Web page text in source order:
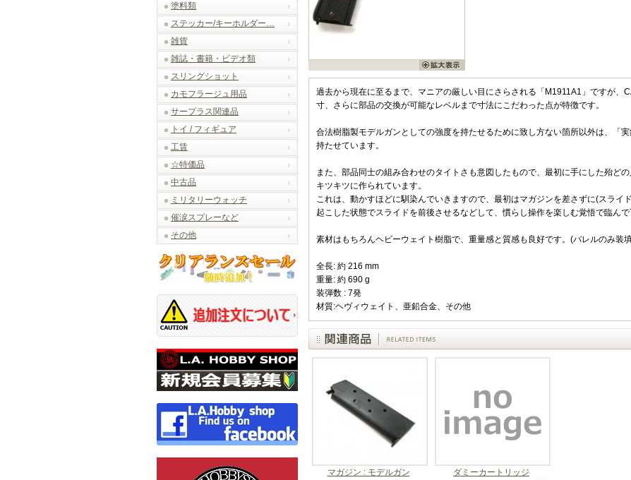
塗料類
ステッカー/キーホルダー…
雑貨
雑誌・書籍・ビデオ類
スリングショット
カモフラージュ用品
サープラス関連品
トイ / フィギュア
工賃
☆特価品
中古品
ミリタリーウォッチ
催涙スプレーなど
その他
過去から現在に至るまで、マニアの厳しい目にさらされる「M1911A1」ですが、
寸、さらに部品の交換が可能なレベルまで寸法にこだわった点が特徴です。
合法樹脂製モデルガンとしての強度を持たせるために致し方ない箇所以外は、「
持たせています。
また、部品同士の組み合わせのタイトさも意図したもので、最初に手にした殆ど
キツキツに作られています。
これは、動かすほどに馴染んでいきますので、最初はマガジンを差さずに(スライ
起こした状態でスライドを前後させるなどして、慣らし操作を楽しむ覚悟で臨んで
素材はもちろんヘビーウェイト樹脂で、重量感と質感も良好です。(バレルのみ装
全長: 約 216 mm
重量: 約 690 g
装弾数 : 7発
材質:ヘヴィウェイト、亜鉛合金、その他
マガジン : モデルガン
ダミーカートリッジ